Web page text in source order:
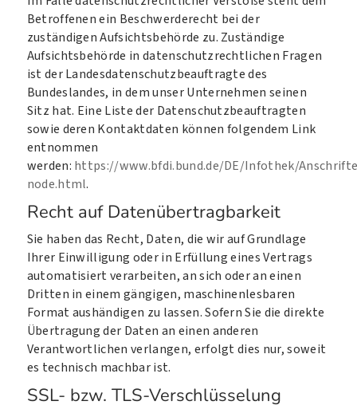
Betroffenen ein Beschwerderecht bei der
zuständigen Aufsichtsbehörde zu. Zuständige
Aufsichtsbehörde in datenschutzrechtlichen Fragen
ist der Landesdatenschutzbeauftragte des
Bundeslandes, in dem unser Unternehmen seinen
Sitz hat. Eine Liste der Datenschutzbeauftragten
sowie deren Kontaktdaten können folgendem Link
entnommen
werden: https://www.bfdi.bund.de/DE/Infothek/
node.html.
Recht auf Datenübertragbarkeit
Sie haben das Recht, Daten, die wir auf Grundlage
Ihrer Einwilligung oder in Erfüllung eines Vertrags
automatisiert verarbeiten, an sich oder an einen
Dritten in einem gängigen, maschinenlesbaren
Format aushändigen zu lassen. Sofern Sie die direkte
Übertragung der Daten an einen anderen
Verantwortlichen verlangen, erfolgt dies nur, soweit
es technisch machbar ist.
SSL- bzw. TLS-Verschlüsselung